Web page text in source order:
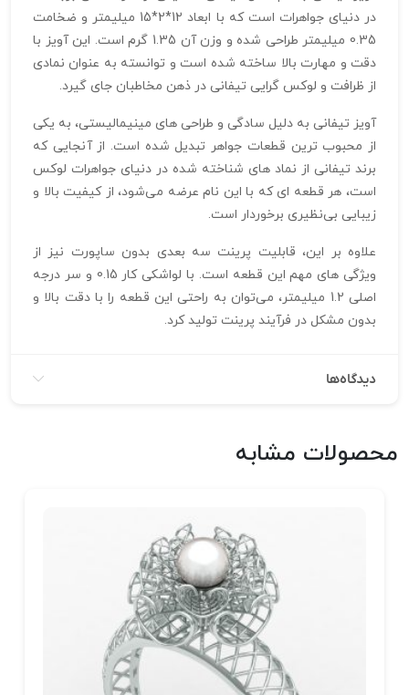
در دنیای جواهرات است که با ابعاد 12*2*15 میلیمتر و ضخامت
0.35 میلیمتر طراحی شده و وزن آن 1.35 گرم است. این آویز با
دقت و مهارت بالا ساخته شده است و توانسته به عنوان نمادی
از ظرافت و لوکس‌ گرایی تیفانی در ذهن مخاطبان جای گیرد.
آویز تیفانی به دلیل سادگی و طراحی‌ های مینیمالیستی، به یکی
از محبوب‌ ترین قطعات جواهر تبدیل شده است. از آنجایی که
برند تیفانی از نماد های شناخته شده در دنیای جواهرات لوکس
است، هر قطعه‌ ای که با این نام عرضه می‌شود، از کیفیت بالا و
زیبایی بی‌نظیری برخوردار است.
علاوه بر این، قابلیت پرینت سه‌ بعدی بدون ساپورت نیز از
ویژگی‌ های مهم این قطعه است. با لواشکی کار 0.15 و سر درجه
اصلی 1.2 میلیمتر، می‌توان به راحتی این قطعه را با دقت بالا و
بدون مشکل در فرآیند پرینت تولید کرد.
دیدگاه‌ها
محصولات مشابه